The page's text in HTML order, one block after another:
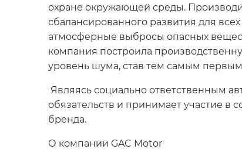
охране окружающей среды.
сбалансированного развития для
атмосферные выбросы опасных
компания построила
уровень шума, став тем самым
Являясь социально ответственным
обязательств и принимает участие
бренда.
О компании GAC Motor